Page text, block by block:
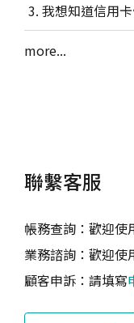
我想知道信用
more...
聯繫客服
帳務查詢：歡迎使
業務諮詢：歡迎使
顧客申訴：請填寫